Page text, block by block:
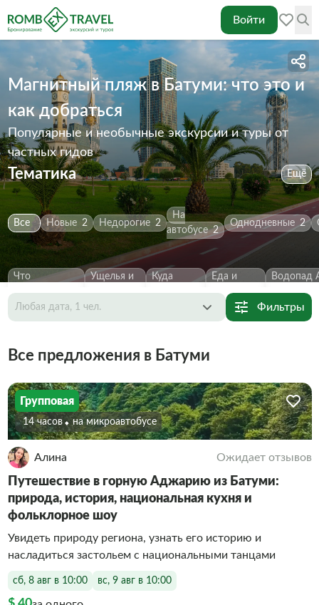
Войти
Магнитный пляж в Батуми: что это и
как добраться
Популярные и необычные экскурсии и туры от
частных гидов
Тематика Ещё
Все Новые 2 Недорогие 2
На
автобусе 2
Однодневные 2
Что
посмотреть 2
Ущелья и
каньоны 2
Куда
сходить 2
Еда и
напитки 1
Водопад
Любая дата, 1 чел.
Фильтры
Все предложения в Батуми
Групповая
14 часов На микроавтобусе
Алина Ожидает отзывов
Путешествие в горную Аджарию из Батуми:
природа, история, национальная кухня и
фольклорное шоу
Увидеть природу региона, узнать его историю и
насладиться застольем с национальными танцами
сб, 8 авг в 10:00 вс, 9 авг в 10:00